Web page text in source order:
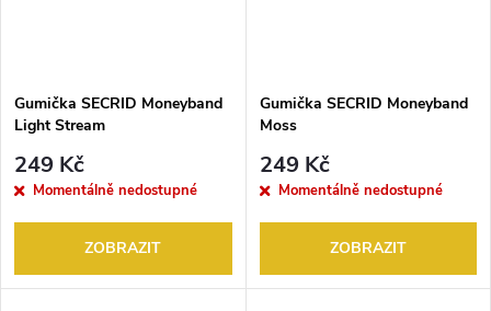
Gumička SECRID Moneyband
Light Stream
249 Kč
Momentálně nedostupné
ZOBRAZIT
Gumička SECRID Moneyband
Moss
249 Kč
Momentálně nedostupné
ZOBRAZIT